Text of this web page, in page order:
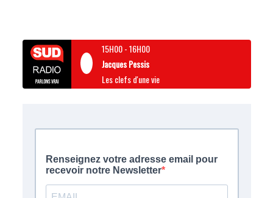
15H00-16H00
Jacques Pessis
Les clefs d'une vie